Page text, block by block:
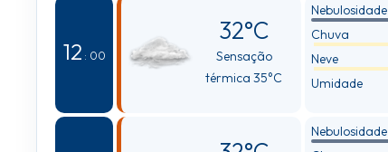
12 : 00
32°C
Sensação
térmica 35°C
Nebulosidade
Chuva
Neve
Umidade
Nebulosidade